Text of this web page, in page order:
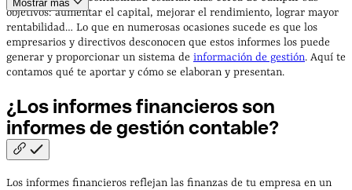
Mostrar más
contable y financiera Cómo crear un modelo de informe de
gestión contable Herramientas para elaborar informes de
contabilidad y finanzas
objetivos: aumentar el capital, mejorar el rendimiento, lograr mayor
rentabilidad… Lo que en numerosas ocasiones sucede es que los
empresarios y directivos desconocen que estos informes los puede
generar y proporcionar un sistema de información de gestión. Aquí te
contamos qué te aportar y cómo se elaboran y presentan.
¿Los informes financieros son
informes de gestión contable?
Los informes financieros reflejan las finanzas de tu empresa en un